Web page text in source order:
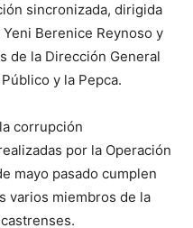
sincronizada, dirigida
Berenice Reynoso y
de la Dirección General
y la Pepca.
corrupción
por la Operación
mayo pasado cumplen
varios miembros de la